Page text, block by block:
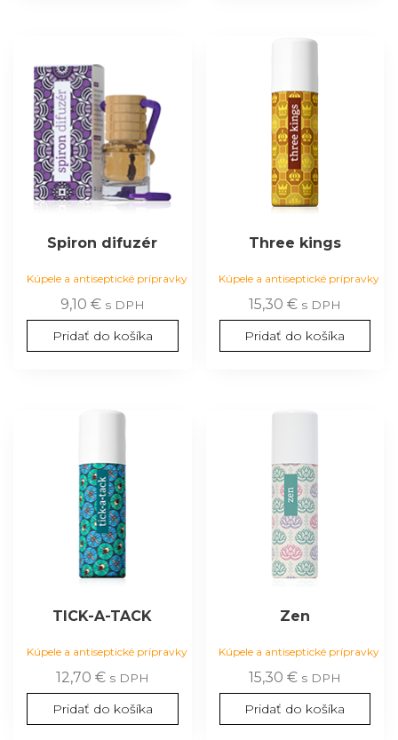
Spiron difuzér
Kúpele a antiseptické prípravky
9,10 € s DPH
Pridať do košíka
Three kings
Kúpele a antiseptické prípravky
15,30 € s DPH
Pridať do košíka
TICK-A-TACK
Kúpele a antiseptické prípravky
12,70 € s DPH
Pridať do košíka
Zen
Kúpele a antiseptické prípravky
15,30 € s DPH
Pridať do košíka